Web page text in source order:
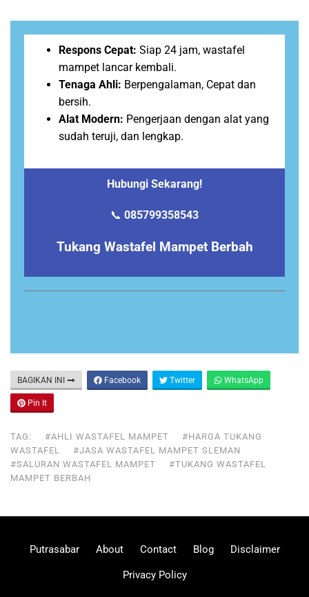
Respons Cepat: Siap 24 jam, wastafel
mampet lancar kembali.
Tenaga Ahli: Berpengalaman, Cepat dan
bersih.
Alat Modern: Pengerjaan dengan alat yang
sudah teruji, dan lengkap.
Hubungi Sekarang!
📞 085799358543
Tukang Wastafel Mampet Berbah
BAGIKAN INI Facebook Twitter WhatsApp
Pin It
TAG: #AHLI WASTAFEL MAMPET
#HARGA TUKANG
WASTAFEL
#JASA WASTAFEL MAMPET SLEMAN
#SALURAN WASTAFEL MAMPET
#TUKANG WASTAFEL
MAMPET BERBAH
Putrasabar About Contact Blog Disclaimer
Privacy Policy